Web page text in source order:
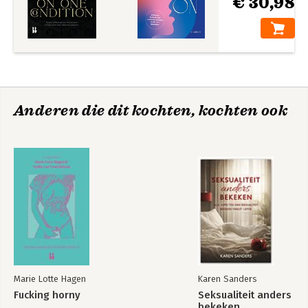
Anderen die dit kochten, kochten ook
Marie Lotte Hagen
Fucking horny
Karen Sanders
Seksualiteit anders